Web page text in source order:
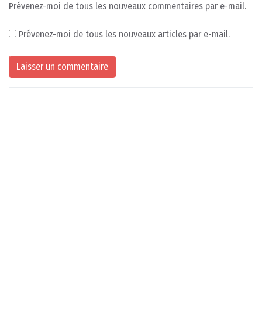
Prévenez-moi de tous les nouveaux commentaires par e-mail.
Prévenez-moi de tous les nouveaux articles par e-mail.